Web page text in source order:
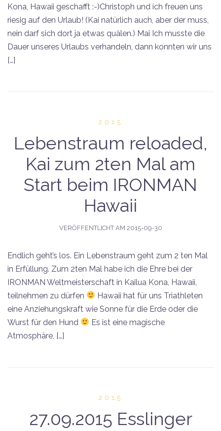
Kona, Hawaii geschafft :-)Christoph und ich freuen uns
riesig auf den Urlaub! (Kai natürlich auch, aber der muss,
nein darf sich dort ja etwas quälen.) Mai Ich musste die
Dauer unseres Urlaubs verhandeln, dann konnten wir uns
[…]
2015
Lebenstraum reloaded,
Kai zum 2ten Mal am
Start beim IRONMAN
Hawaii
VERÖFFENTLICHT AM 2015-09-30
Endlich geht’s los. Ein Lebenstraum geht zum 2 ten Mal
in Erfüllung. Zum 2ten Mal habe ich die Ehre bei der
IRONMAN Weltmeisterschaft in Kailua Kona, Hawaii,
teilnehmen zu dürfen
Hawaii hat für uns Triathleten
eine Anziehungskraft wie Sonne für die Erde oder die
Wurst für den Hund
Es ist eine magische
Atmosphäre, […]
2015
27.09.2015 Esslinger